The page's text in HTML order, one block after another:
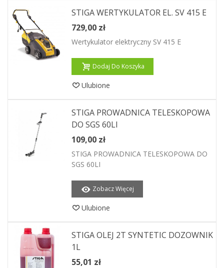
STIGA WERTYKULATOR EL. SV 415 E
729,00 zł
Wertykulator elektryczny SV 415 E
Dodaj Do Koszyka
Ulubione
STIGA PROWADNICA TELESKOPOWA
DO SGS 60LI
109,00 zł
STIGA PROWADNICA TELESKOPOWA DO
SGS 60LI
Zobacz Więcej
Ulubione
STIGA OLEJ 2T SYNTETIC DOZOWNIK
1L
55,01 zł